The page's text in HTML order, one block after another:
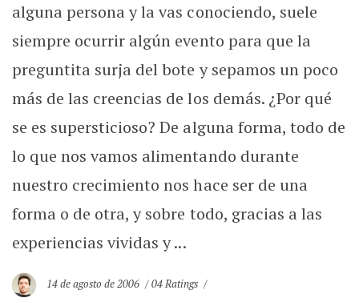
alguna persona y la vas conociendo, suele
siempre ocurrir algún evento para que la
preguntita surja del bote y sepamos un poco
más de las creencias de los demás. ¿Por qué
se es supersticioso? De alguna forma, todo de
lo que nos vamos alimentando durante
nuestro crecimiento nos hace ser de una
forma o de otra, y sobre todo, gracias a las
experiencias vividas y ...
14 de agosto de 2006
04 Ratings